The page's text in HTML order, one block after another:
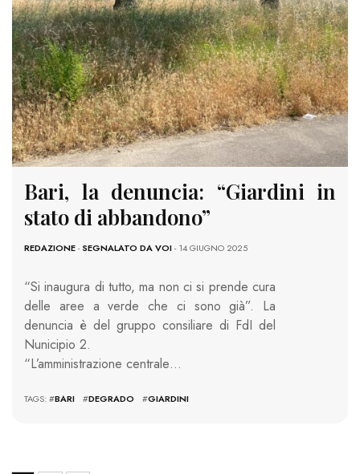
Bari, la denuncia: “Giardini in
stato di abbandono”
REDAZIONE-SEGNALATO DA VOI- 14 GIUGNO 2025
“Si inaugura di tutto, ma non ci si prende cura
delle aree a verde che ci sono già”. La
denuncia è del gruppo consiliare di FdI del
Nunicipio 2.
“L’amministrazione centrale…
TAGS: #BARI #DEGRADO #GIARDINI